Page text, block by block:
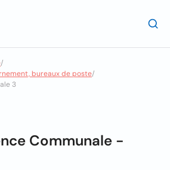
/
bureaux de poste/
3
Communale -